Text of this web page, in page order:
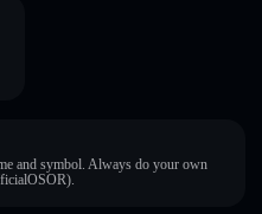
and symbol. Always do your own